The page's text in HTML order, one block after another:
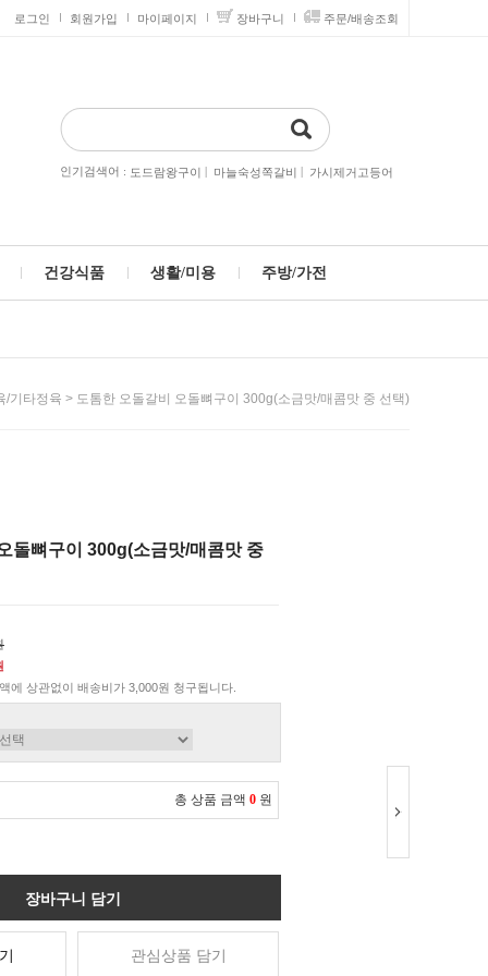
로그인 회원가입 마이페이지 장바구니 주문/배송조회
인기검색어 : 도드람왕구이 | 마늘숙성쪽갈비 | 가시제거고등어
건강식품 생활/미용 주방/가전
/기타정육 > 도톰한 오돌갈비 오돌뼈구이 300g(소금맛/매콤맛 중 선택)
돌뼈구이 300g(소금맛/매콤맛 중
에 상관없이 배송비가 3,000원 청구됩니다.
총 상품 금액 0 원
장바구니 담기
관심상품 담기